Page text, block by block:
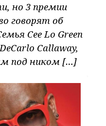
но 3 премии
говорят об
Cee Lo Green
Callaway,
под ником […]